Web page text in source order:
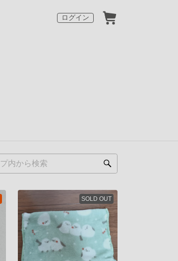
ログイン
SOLD OUT